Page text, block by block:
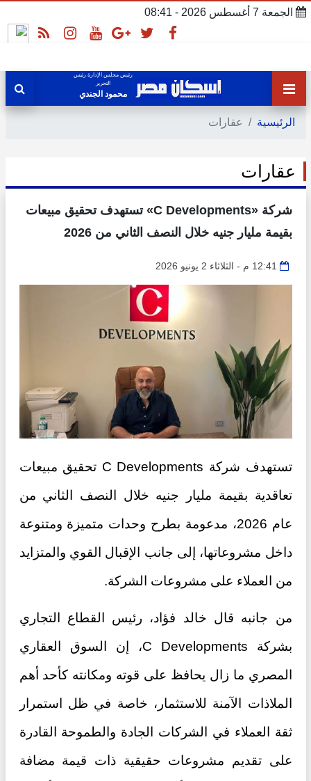
الجمعة 7 أغسطس 2026 - 08:41
رئيس مجلس الإدارة رئيس
التحرير
محمود الجندي
الرئيسية عقارات
عقارات
شركة «C Developments» تستهدف تحقيق مبيعات
بقيمة مليار جنيه خلال النصف الثاني من 2026
12:41 م - الثلاثاء 2 يونيو 2026
تستهدف شركة C Developments تحقيق مبيعات
تعاقدية بقيمة مليار جنيه خلال النصف الثاني من
عام 2026، مدعومة بطرح وحدات متميزة ومتنوعة
داخل مشروعاتها، إلى جانب الإقبال القوي والمتزايد
من العملاء على مشروعات الشركة.
من جانبه قال خالد فؤاد، رئيس القطاع التجاري
بشركة C Developments، إن السوق العقاري
المصري ما زال يحافظ على قوته ومكانته كأحد أهم
الملاذات الآمنة للاستثمار، خاصة في ظل استمرار
ثقة العملاء في الشركات الجادة والطموحة القادرة
على تقديم مشروعات حقيقية ذات قيمة مضافة